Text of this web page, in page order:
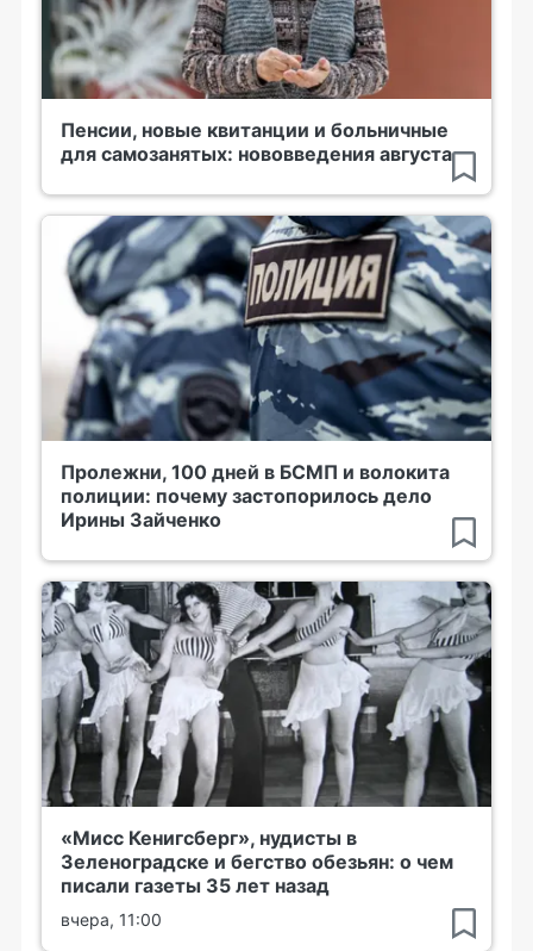
Пенсии, новые квитанции и больничные
для самозанятых: нововведения августа
Пролежни, 100 дней в БСМП и волокита
полиции: почему застопорилось дело
Ирины Зайченко
«Мисс Кенигсберг», нудисты в
Зеленоградске и бегство обезьян: о чем
писали газеты 35 лет назад
вчера, 11:00